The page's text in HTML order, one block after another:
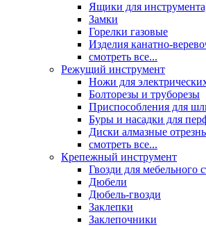
Ящики для
Замки
Горелки газовые
Изделия канатно-
смотреть все...
Режущий инструмент
Ножи для
Болторезы и труборезы
Приспособления для
Буры и насадки для
Диски алмазные
смотреть все...
Крепежный инструмент
Гвозди для мебельного
Дюбели
Дюбель-гвозди
Заклепки
Заклепочники